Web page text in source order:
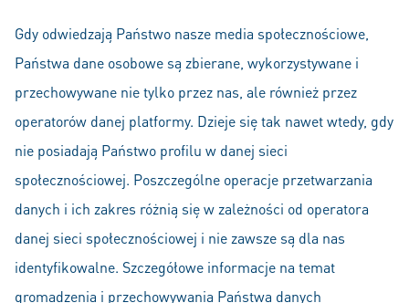
Gdy odwiedzają Państwo nasze media społecznościowe,
Państwa dane osobowe są zbierane, wykorzystywane i
przechowywane nie tylko przez nas, ale również przez
operatorów danej platformy. Dzieje się tak nawet wtedy, gdy
nie posiadają Państwo profilu w danej sieci
społecznościowej. Poszczególne operacje przetwarzania
danych i ich zakres różnią się w zależności od operatora
danej sieci społecznościowej i nie zawsze są dla nas
identyfikowalne. Szczegółowe informacje na temat
gromadzenia i przechowywania Państwa danych